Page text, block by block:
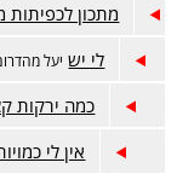
מתכון לכפיתות
לי יש יעל
כמה ירקות
אין לי